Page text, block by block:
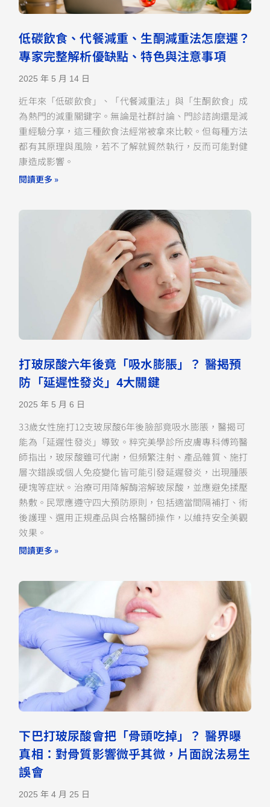
低碳飲食、代餐減重、生酮減重法怎麼選？
專家完整解析優缺點、特色與注意事項
2025 年 5 月 14 日
近年來「低碳飲食」、「代餐減重法」與「生酮飲食」成
為熱門的減重關鍵字。無論是社群討論、門診諮詢還是減
重經驗分享，這三種飲食法經常被拿來比較。但每種方法
都有其原理與風險，若不了解就貿然執行，反而可能對健
康造成影響。
閱讀更多 »
打玻尿酸六年後竟「吸水膨脹」？ 醫揭預
防「延遲性發炎」4大關鍵
2025 年 5 月 6 日
33歲女性施打12支玻尿酸6年後臉部竟吸水膨脹，醫揭可
能為「延遲性發炎」導致。粹究美學診所皮膚專科傅筠醫
師指出，玻尿酸雖可代謝，但頻繁注射、產品雜質、施打
層次錯誤或個人免疫變化皆可能引發延遲發炎，出現腫脹
硬塊等症狀。治療可用降解酶溶解玻尿酸，並應避免揉壓
熱敷。民眾應遵守四大預防原則，包括適當間隔補打、術
後護理、選用正規產品與合格醫師操作，以維持安全美觀
效果。
閱讀更多 »
下巴打玻尿酸會把「骨頭吃掉」？ 醫界曝
真相：對骨質影響微乎其微，片面說法易生
誤會
2025 年 4 月 25 日